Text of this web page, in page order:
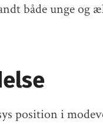
både unge og
position i